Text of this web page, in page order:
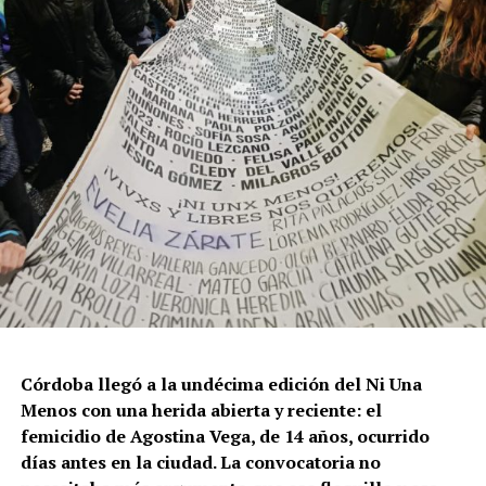
Córdoba llegó a la undécima edición del Ni Una
Menos con una herida abierta y reciente: el
femicidio de Agostina Vega, de 14 años, ocurrido
días antes en la ciudad. La convocatoria no